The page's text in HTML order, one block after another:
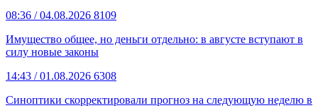
08:36 / 04.08.2026 8109
Имущество общее, но деньги отдельно: в августе вступают в
силу новые законы
14:43 / 01.08.2026 6308
Синоптики скорректировали прогноз на следующую неделю в